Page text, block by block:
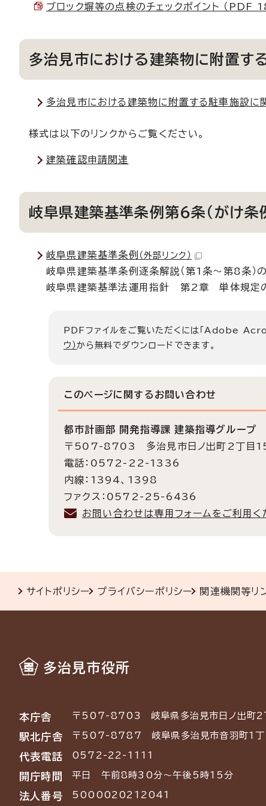
ブロック塀等の点検のチェックポイント （PDF
多治見市における建築物に附置す
多治見市における建築物に附置する駐車施設に
様式は以下のリンクからご覧ください。
建築確認申請関連
岐阜県建築基準条例第6条（がけ条
岐阜県建築基準条例 （外部リンク）
岐阜県建築基準条例逐条解説（第1条～第8条）
岐阜県建築基準法運用指針 第2章 単体規定
PDFファイルをご覧いただくには「Adobe
ウ）から無料でダウンロードできます。
このページに関する お問い合わせ
都市計画部 開発指導課 建築指導グループ
〒507-8703 多治見市日ノ出町2丁目
電話：0572-22-1336
内線：1394、1398
ファクス：0572-25-6436
お問い合わせは専用フォームをご利用く
サイトポリシー プライバシーポリシー 関連機関等リ
多治見市役所
本庁舎 〒507-8703 岐阜県多治見市日ノ出町
駅北庁舎 〒507-8787 岐阜県多治見市音羽町1
代表電話 0572-22-1111
開庁時間 平日 午前8時30分～午後5時15分
法人番号 5000020212041